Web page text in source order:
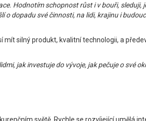
Hodnotím schopnost růst i v bouři,
dopadu své činnosti, na lidi, krajinu i
silný produkt, kvalitní technologii, a
jak investuje do vývoje, jak pečuje o své
světě. Rychle se rozvíjející umělá